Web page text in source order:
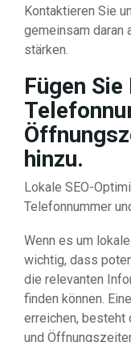
Kontaktieren Sie
gemeinsam daran
stärken.
Fügen
hinzu.
Lokale SEO-
Telefonnummer
Wenn es um
wichtig, dass
die relevanten
finden können.
erreichen, besteht
und